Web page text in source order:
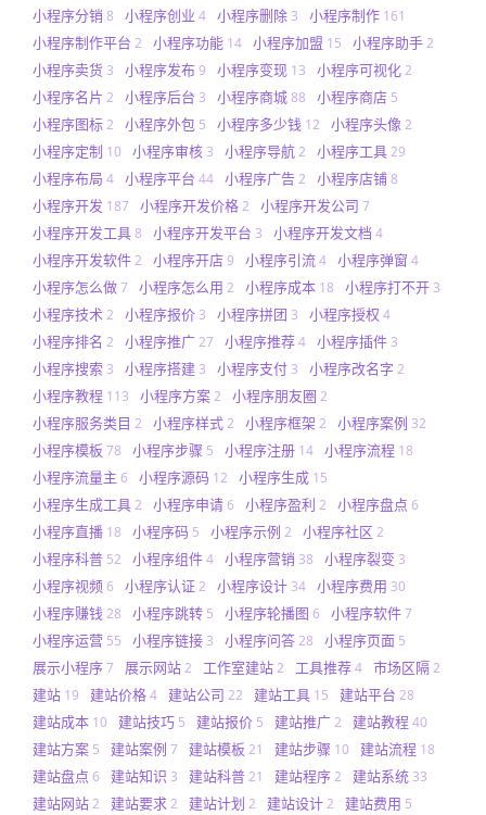
小程序分销 8 小程序创业 4 小程序删除 3 小程序制作 161
小程序制作平台 2 小程序功能 14 小程序加盟 15 小程序助手2
小程序卖货 3 小程序发布9 小程序变现 13 小程序可视化2
小程序名片 2 小程序后台 3 小程序商城88 小程序商店 5
小程序图标2 小程序外包 5 小程序多少钱 12 小程序头像 2
小程序定制 10 小程序审核 3 小程序导航2 小程序工具29
小程序布局 4 小程序平台 44 小程序广告2 小程序店铺8
小程序开发 187 小程序开发价格2 小程序开发公司 7
小程序开发工具8 小程序开发平台 3 小程序开发文档 4
小程序开发软件2 小程序开店9 小程序引流4 小程序弹窗 4
小程序怎么做7 小程序怎么用 2 小程序成本 18 小程序打不开 3
小程序技术2 小程序报价 3 小程序拼团 3 小程序授权 4
小程序排名 2 小程序推广27 小程序推荐4 小程序插件 3
小程序搜索 3 小程序搭建 3 小程序支付 3 小程序改名字 2
小程序教程 113 小程序方案2 小程序朋友圈 2
小程序服务类目 2 小程序样式2 小程序框架 2 小程序案例 32
小程序模板 78 小程序步骤 5 小程序注册 14 小程序流程 18
小程序流量主 6 小程序源码 12 小程序生成 15
小程序生成工具2 小程序申请6 小程序盈利 2 小程序盘点 6
小程序直播 18 小程序码 5 小程序示例 2 小程序社区 2
小程序科普 52 小程序组件4 小程序营销 38 小程序裂变 3
小程序视频6 小程序认证2 小程序设计 34 小程序费用 30
小程序赚钱28 小程序跳转 5 小程序轮播图 6 小程序软件7
小程序运营 55 小程序链接 3 小程序问答28 小程序页面 5
展示小程序7 展示网站2 工作室建站2 工具推荐4 市场区隔2
建站 19 建站价格4 建站公司 22 建站工具 15 建站平台 28
建站成本 10 建站技巧 5 建站报价 5 建站推广2 建站教程40
建站方案 5 建站案例 7 建站模板 21 建站步骤 10 建站流程 18
建站盘点 6 建站知识 3 建站科普21 建站程序2 建站系统 33
建站网站2 建站要求2 建站计划 2 建站设计2 建站费用 5